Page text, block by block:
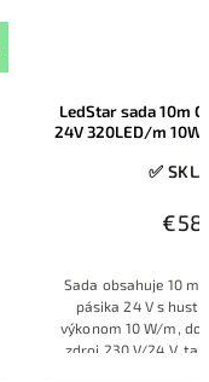
LedStar sada 10m
24V 320LED/m
✅
Sada obsahuje 10 m
pásika 24 V s
výkonom 10 W/m,
zdroj 230 V/24 V,